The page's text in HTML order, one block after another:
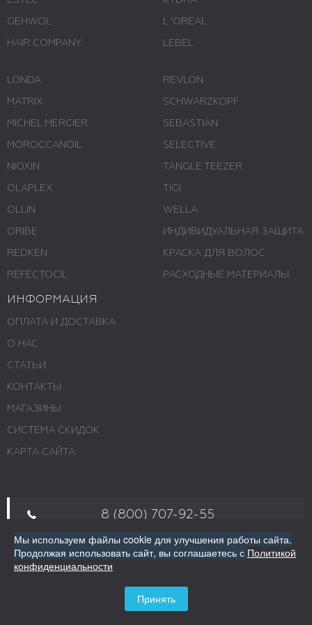
GEHWOL
HAIR COMPANY
L 'ОREAL
LEBEL
LONDA
MATRIX
MICHEL MERCIER
MOROCCANOIL
NIOXIN
OLAPLEX
OLLIN
ORIBE
REDKEN
REFECTOCIL
REVLON
SCHWARZKOPF
SEBASTIAN
SELECTIVE
TANGLE TEEZER
TIGI
WELLA
ИНДИВИДУАЛЬНАЯ ЗАЩИТА
КРАСКА ДЛЯ ВОЛОС
РАСХОДНЫЕ МАТЕРИАЛЫ
ИНФОРМАЦИЯ
ОПЛАТА И ДОСТАВКА
О НАС
СТАТЬИ
КОНТАКТЫ
МАГАЗИНЫ
СИСТЕМА СКИДОК
КАРТА САЙТА
8 (800) 707-92-55
Пн - Пт 10:00 - 19:00; Сб 10:00 - 16:00; Вс -
г. Москва, ул. Авиамоторная, 69
Мы используем файлы cookie для улучшения работы сайта.
Продолжая использовать сайт, вы соглашаетесь с Политикой
конфиденциальности
Принять